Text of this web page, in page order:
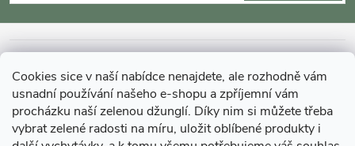
Cookies sice v naší nabídce nenajdete, ale rozhodně vám
usnadní používání našeho e-shopu a zpříjemní vám
procházku naší zelenou džunglí. Díky nim si můžete třeba
vybrat zelené radosti na míru, uložit oblíbené produkty i
p
a
MOHLO BY VÁS ZAJÍMAT